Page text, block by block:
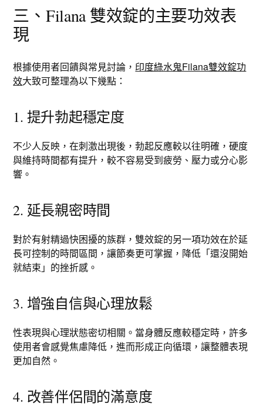
三、Filana 雙效錠的主要功效表
現
根據使用者回饋與常見討論， 印度綠水鬼Filana雙效錠功
效大致可整理為以下幾點：
1. 提升勃起穩定度
不少人反映，在刺激出現後，勃起反應較以往明確，硬度
與維持時間都有提升，較不容易受到疲勞、壓力或分心影
響。
2. 延長親密時間
對於有射精過快困擾的族群，雙效錠的另一項功效在於延
長可控制的時間區間，讓節奏更可掌握，降低「還沒開始
就結束」的挫折感。
3. 增強自信與心理放鬆
性表現與心理狀態密切相關。當身體反應較穩定時，許多
使用者會感覺焦慮降低，進而形成正向循環，讓整體表現
更加自然。
4. 改善伴侶間的滿意度